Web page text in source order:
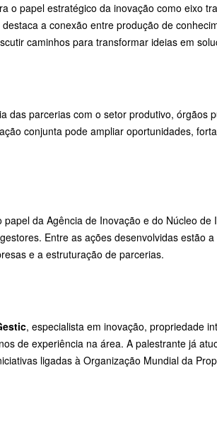
o papel estratégico da inovação como eixo
a conexão entre produção de
caminhos para transformar ideias em
das parcerias com o setor produtivo, órgãos
conjunta pode ampliar oportunidades,
da Agência de Inovação e do Núcleo de
Entre as ações desenvolvidas estão
e a estruturação de parcerias.
, especialista em inovação, propriedade
de experiência na área. A palestrante já
ligadas à Organização Mundial da